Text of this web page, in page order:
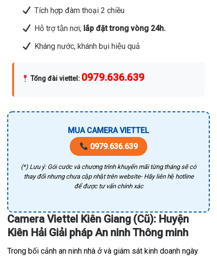
Tích hợp đàm thoại 2 chiều
Hỗ trợ tận nơi,lắp đặt trong vòng 24h.
Kháng nước, khánh bụi hiệu quả
Tổng đài viettel : 0979.636.639
MUA CAMERA VIETTEL
0979.636.639
(*) Lưu ý: Gói cước và chương trình khuyến mãi từng tháng sẽ có
thay đổi nhưng chưa cập nhật trên website- Hãy liên hệ hotline
để được tư vấn chính xác
Camera Viettel Kiên Giang (Cũ): Huyện
Kiên Hải Giải pháp An ninh Thông minh
Trong bối cảnh an ninh nhà ở và giám sát kinh doanh ngày